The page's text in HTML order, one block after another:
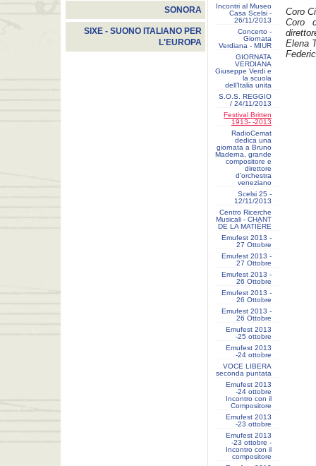
SONORA
SIXE - SUONO ITALIANO PER
L'EUROPA
Incontri al Museo
Casa Scelsi -
26/11/2013
Concerto -
Giornata
Verdiana - MIUR
GIORNATA
VERDIANA
Giuseppe Verdi e
la scuola
dell’Italia unita
S.O.S. REGGIO
/ 24/11/2013
Festival Britten
1913- ‐2013
RadioCemat
dedica una
giornata a Bruno
Maderna, grande
compositore e
direttore
d’orchestra
veneziano
Scelsi 25 -
12/11/2013
Centro Ricerche
Musicali - CHANT
DE LA MATIÈRE
Emufest 2013 -
27 Ottobre
Emufest 2013 -
27 Ottobre
Emufest 2013 -
26 Ottobre
Emufest 2013 -
26 Ottobre
Emufest 2013 -
26 Ottobre
Emufest 2013
-25 ottobre
Emufest 2013
-24 ottobre
VOCE LIBERA
seconda puntata
Emufest 2013
-24 ottobre
Incontro con il
Compositore
Emufest 2013
-23 ottobre
Emufest 2013
-23 ottobre -
Incontro con il
compositore
Coro
Coro
Elena